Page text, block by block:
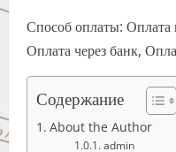
Способ оплаты: Оплата
Оплата через банк,
Содержание
About the Author
admin